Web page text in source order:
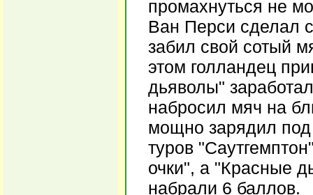
промахнуться не
Ван Перси сделал
забил свой сотый
этом голландец
дьяволы"
набросил мяч на
мощно зарядил под
туров
очки", а "Красные
набрали 6 баллов.